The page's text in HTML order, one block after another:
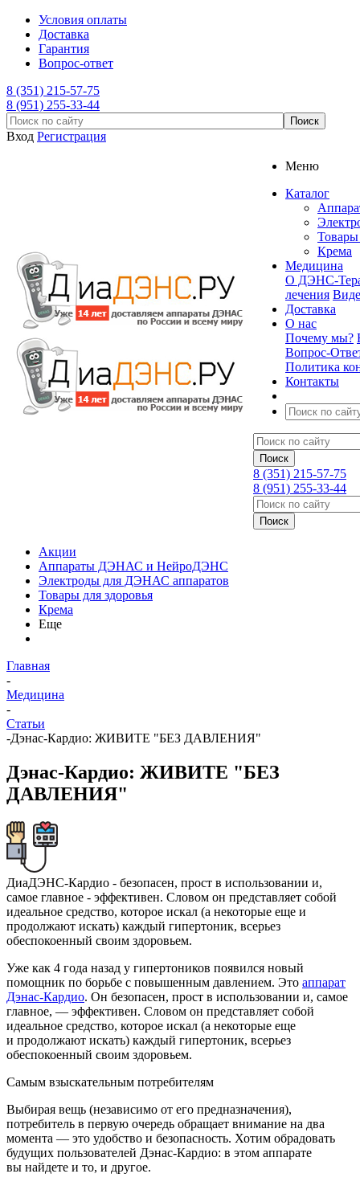
Условия оплаты
Доставка
Гарантия
Вопрос-ответ
8 (351) 215-57-75
8 (951) 255-33-44
Вход Регистрация
Меню
Каталог
Товары
Крема
Медицина
О ДЭНС-
лечения
Доставка
О нас
Почему мы?
Вопрос-
Политика
Контакты
8 (351) 215-57-75
8 (951) 255-33-44
Акции
Аппараты ДЭНАС и НейроДЭНС
Электроды для ДЭНАС аппаратов
Товары для здоровья
Крема
Еще
Главная
-
Медицина
-
Статьи
-Дэнас-Кардио: ЖИВИТЕ "БЕЗ ДАВЛЕНИЯ"
Дэнас-Кардио: ЖИВИТЕ "БЕЗ
ДАВЛЕНИЯ"
ДиаДЭНС-Кардио - безопасен, прост в использовании и,
самое главное - эффективен. Словом он представляет собой
идеальное средство, которое искал (а некоторые еще и
продолжают искать) каждый гипертоник, всерьез
обеспокоенный своим здоровьем.
Уже как 4 года назад у гипертоников появился новый
помощник по борьбе с повышенным давлением. Это аппарат
Дэнас-Кардио. Он безопасен, прост в использовании и, самое
главное, — эффективен. Словом он представляет собой
идеальное средство, которое искал (а некоторые еще
и продолжают искать) каждый гипертоник, всерьез
обеспокоенный своим здоровьем.
Самым взыскательным потребителям
Выбирая вещь (независимо от его предназначения),
потребитель в первую очередь обращает внимание на два
момента — это удобство и безопасность. Хотим обрадовать
будущих пользователей Дэнас-Кардио: в этом аппарате
вы найдете и то, и другое.